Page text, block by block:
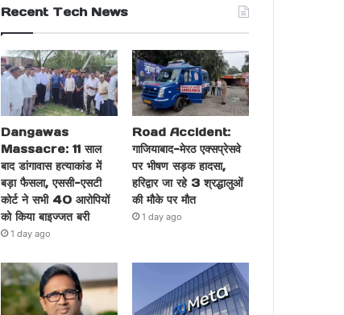
Recent Tech News
Dangawas
Massacre: 11 साल
बाद डांगावास हत्याकांड में
बड़ा फैसला, एससी-एसटी
कोर्ट ने सभी 40 आरोपियों
को किया बाइज्जत बरी
1 day ago
Road Accident:
गाजियाबाद-मेरठ एक्सप्रेसवे
पर भीषण सड़क हादसा,
हरिद्वार जा रहे 3 श्रद्धालुओं
की मौके पर मौत
1 day ago